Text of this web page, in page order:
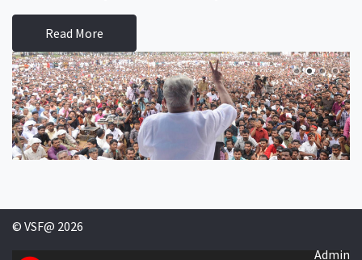
Read More
© VSF@ 2026
Admin